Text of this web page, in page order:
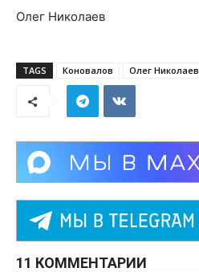
Олег Николаев
TAGS Коновалов Олег Николаев
11 КОММЕНТАРИИ